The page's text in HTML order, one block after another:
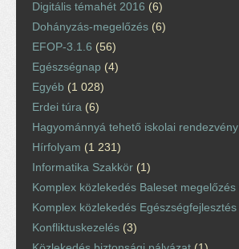
Digitális témahét 2016 (6)
Dohányzás-megelőzés (6)
EFOP-3.1.6 (56)
Egészségnap (4)
Egyéb (1 028)
Erdei túra (6)
Hagyománnyá tehető iskolai rendezvény
Hírfolyam (1 231)
Informatika Szakkör (1)
Komplex közlekedés Baleset megelőzés
Komplex közlekedés Egészségfejlesztés
Konfliktuskezelés (3)